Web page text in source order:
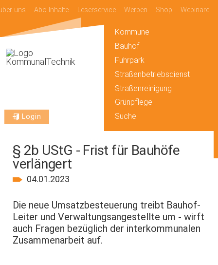
uns Abo-Inhalte Leserservice Werben Shop Webinare
Login
Kommune
Bauhof
Fuhrpark
Straßenbetriebsdienst
Straßenreinigung
Grünpflege
Suche
§ 2b UStG - Frist für Bauhöfe
verlängert
04.01.2023
Die neue Umsatzbesteuerung treibt Bauhof-
Leiter und Verwaltungsangestellte um - wirft
auch Fragen bezüglich der interkommunalen
Zusammenarbeit auf.